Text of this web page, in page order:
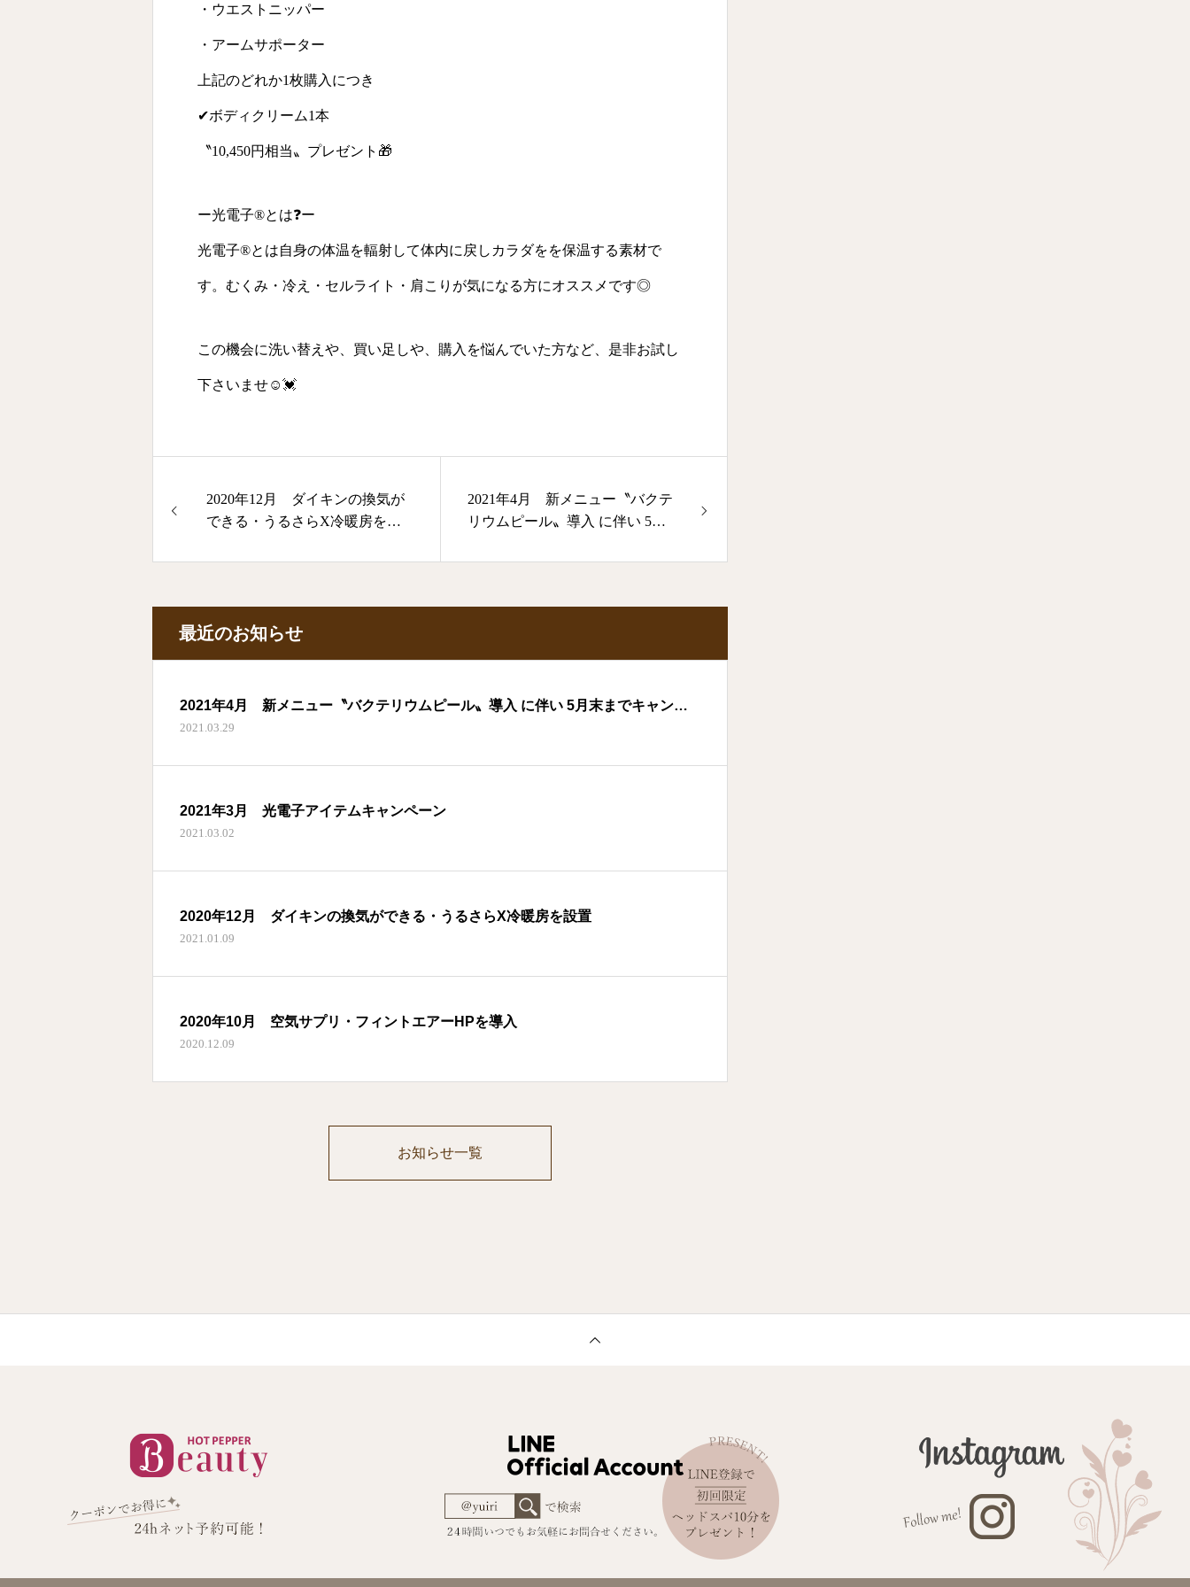
・ウエストニッパー
・アームサポーター
上記のどれか1枚購入につき
✔︎ボディクリーム1本
〝10,450円相当〟プレゼント🎁
ー光電子®︎とは❓ー
光電子®︎とは自身の体温を輻射して体内に戻しカラダをを保温する素材で
す。むくみ・冷え・セルライト・肩こりが気になる方にオススメです◎
この機会に洗い替えや、買い足しや、購入を悩んでいた方など、是非お試し
下さいませ☺💓
2020年12月 ダイキンの換気が
できる・うるさらX冷暖房を設
2021年4月 新メニュー〝バクテ
リウムピール〟導入 に伴い 5月
最近のお知らせ
2021年4月 新メニュー〝バクテリウムピール〟導入 に伴い 5月末までキャンペ
ーン中☆
2021.03.29
2021年3月 光電子アイテムキャンペーン
2021.03.02
2020年12月 ダイキンの換気ができる・うるさらX冷暖房を設置
2021.01.09
2020年10月 空気サプリ・フィントエアーHPを導入
2020.12.09
お知らせ一覧